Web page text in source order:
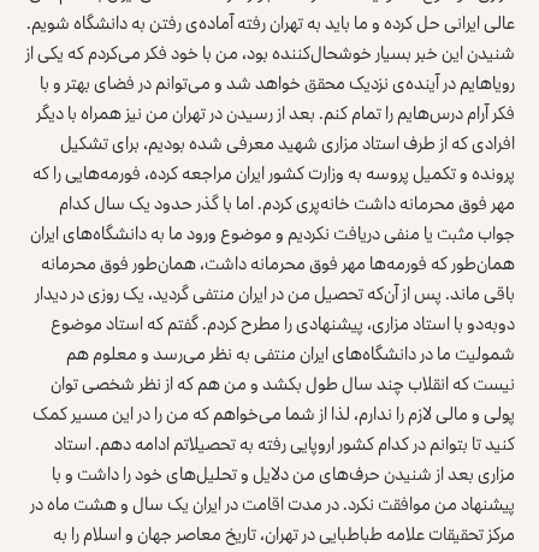
عالی ایرانی حل کرده و ما باید به تهران رفته آماده‌ی رفتن به دانشگاه شویم.
شنیدن این خبر بسیار خوشحال‌کننده بود، من با خود فکر می‌کردم که یکی از
رویاهایم در آینده‌ی نزدیک محقق خواهد شد و می‌توانم در فضای بهتر و با
فکر آرام‌ درس‌هایم را تمام کنم. بعد از رسیدن در تهران من نیز همراه با دیگر
افرادی که از طرف استاد مزاری شهید معرفی شده بودیم، برای تشکیل
پرونده و تکمیل پروسه به وزارت کشور ایران مراجعه کرده، فورمه‌هایی را که
مهر فوق‌ محرمانه داشت خانه‌پری کردم. اما با گذر حدود یک سال کدام
جواب مثبت یا منفی دریافت نکردیم و موضوع ورود ما به دانشگا‌ه‌های ایران
همان‌طور که فورمه‌ها مهر فوق محرمانه داشت، همان‌طور فوق محرمانه
باقی ماند. پس از آن‌که تحصیل من در ایران منتفی گردید، یک روزی در دیدار
دوبه‌دو با استاد مزاری، پیشنهادی را مطرح کردم. گفتم که استاد موضوع
شمولیت ما در دانشگاه‌های ایران منتفی به نظر می‌رسد و معلوم هم
نیست که انقلاب چند سال طول بکشد و من هم که از نظر شخصی توان
پولی و مالی لازم را ندارم، لذا از شما می‌خواهم که من را در این مسیر کمک
کنید تا بتوانم در کدام کشور اروپایی رفته به تحصیلاتم ادامه دهم. استاد
مزاری بعد از شنیدن حرف‌های من دلایل و تحلیل‌های خود را داشت و با
پیشنهاد من موافقت نکرد. در مدت اقامت در ایران یک سال و هشت ماه در
مرکز تحقیقات علامه طباطبایی در تهران، تاریخ معاصر جهان و اسلام را به